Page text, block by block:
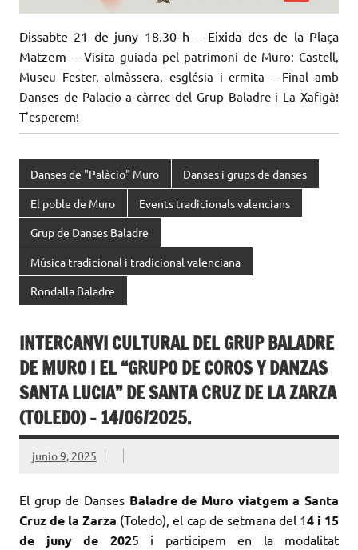
Dissabte 21 de juny 18.30 h – Eixida des de la Plaça
Matzem – Visita guiada pel patrimoni de Muro: Castell,
Museu Fester, almàssera, església i ermita –Final amb
Danses de Palacio a càrrec del Grup Baladre i La Xafigà!
T’esperem!
Danses de "Palàcio" Muro Danses i grups de danses
El poble de Muro Events tradicionals valencians
Grup de Danses Baladre
Música tradicional i tradicional valenciana
Rondalla Baladre
INTERCANVI CULTURAL DEL GRUP BALADRE
DE MURO I EL “GRUPO DE COROS Y DANZAS
SANTA LUCIA” DE SANTA CRUZ DE LA ZARZA
(TOLEDO) – 14/06/2025.
junio 9, 2025
El grup de Danses Baladre de Muro viatgem a Santa
Cruz de la Zarza (Toledo), el cap de setmana del 14 i 15
de juny de 2025 i participem en la modalitat